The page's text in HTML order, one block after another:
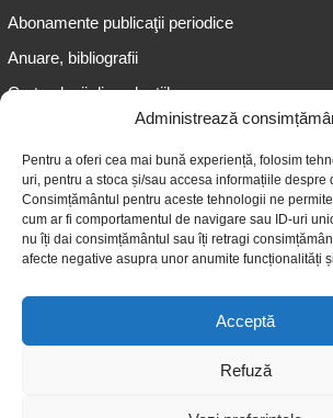
Administrează
Pentru a oferi cea mai bună experiență, folosim
uri, pentru a stoca și/sau accesa informațiile despre
Consimțământul pentru aceste tehnologii ne
cum ar fi comportamentul de navigare sau ID-uri
nu îți dai consimțământul sau îți retragi
afecte negative asupra unor anumite funcționalități
Acceptă
Refuză
Abonamente publicaţii periodice
Anuare, bibliografii
Cartea lunii din colecțiile
Informații pentru adolescenți
Informații pentru adulți
Informații pentru seniori